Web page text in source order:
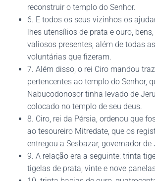
reconstruir o templo do Senhor.
6. E todos os seus vizinhos os
lhes utensílios de prata e ouro,
valiosos presentes, além de todas
voluntárias que fizeram.
7. Além disso, o rei Ciro mandou
pertencentes ao templo do Senhor,
Nabucodonosor tinha levado de
colocado no templo de seu deus.
8. Ciro, rei da Pérsia, ordenou que
ao tesoureiro Mitredate, que os
entregou a Sesbazar, governador de
9. A relação era a seguinte: trinta
tigelas de prata, vinte e nove